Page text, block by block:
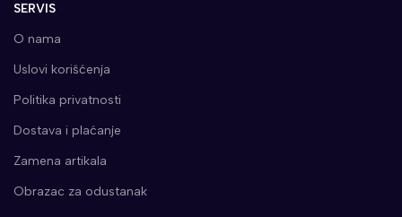
SERVIS
O nama
Uslovi korišćenja
Politika privatnosti
Dostava i plaćanje
Zamena artikala
Obrazac za odustanak